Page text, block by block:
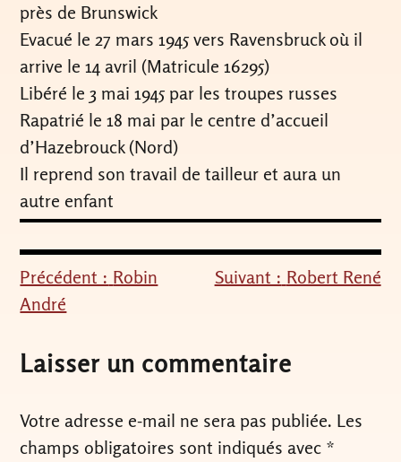
près de Brunswick
Evacué le 27 mars 1945 vers Ravensbruck où il
arrive le 14 avril (Matricule 16295)
Libéré le 3 mai 1945 par les troupes russes
Rapatrié le 18 mai par le centre d’accueil
d’Hazebrouck (Nord)
Il reprend son travail de tailleur et aura un
autre enfant
Navigation
de
l’article
Précédent : Robin
André
Suivant : Robert René
Laisser un commentaire
Votre adresse e-mail ne sera pas publiée. Les
champs obligatoires sont indiqués avec *